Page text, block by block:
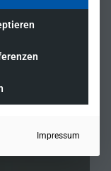
Impressum